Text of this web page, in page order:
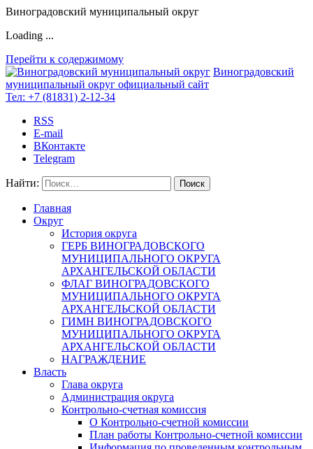
Виноградовский муниципальный округ
Loading ...
Перейти к содержимому
Виноградовский
муниципальный округ официальный сайт
Тел: +7 (81831) 2-12-34
RSS
E-mail
ВКонтакте
Telegram
Найти:
Главная
Округ
История округа
ГЕРБ ВИНОГРАДОВСКОГО
МУНИЦИПАЛЬНОГО ОКРУГА
АРХАНГЕЛЬСКОЙ ОБЛАСТИ
ФЛАГ ВИНОГРАДОВСКОГО
МУНИЦИПАЛЬНОГО ОКРУГА
АРХАНГЕЛЬСКОЙ ОБЛАСТИ
ГИМН ВИНОГРАДОВСКОГО
МУНИЦИПАЛЬНОГО ОКРУГА
АРХАНГЕЛЬСКОЙ ОБЛАСТИ
НАГРАЖДЕНИЕ
Власть
Глава округа
Администрация округа
Контрольно-счетная комиссия
О Контрольно-счетной комиссии
План работы Контрольно-счетной комиссии